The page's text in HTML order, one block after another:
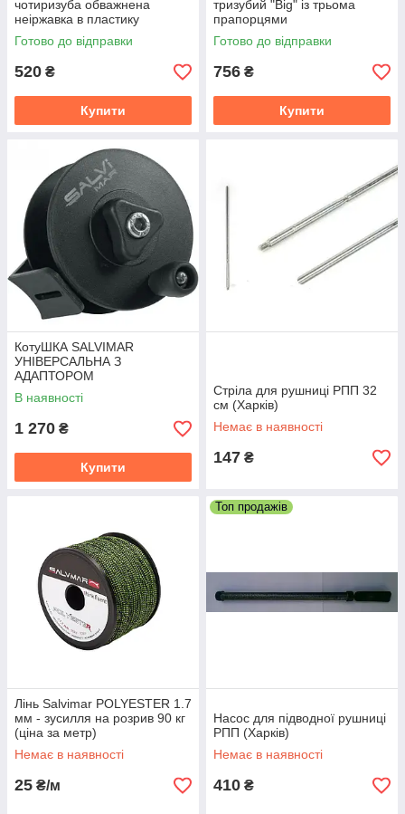
чотиризуба обважнена
неіржавка в пластику
Готово до відправки
520 ₴
Купити
тризубий "Big" із трьома
прапорцями
Готово до відправки
756 ₴
Купити
КотуШКА SALVIMAR
УНІВЕРСАЛЬНА З
АДАПТОРОМ
В наявності
1 270 ₴
Купити
Стріла для рушниці РПП 32
см (Харків)
Немає в наявності
147 ₴
Лінь Salvimar POLYESTER 1.7
мм - зусилля на розрив 90 кг
(ціна за метр)
Немає в наявності
25 ₴/м
Топ продажів
Насос для підводної рушниці
РПП (Харків)
Немає в наявності
410 ₴